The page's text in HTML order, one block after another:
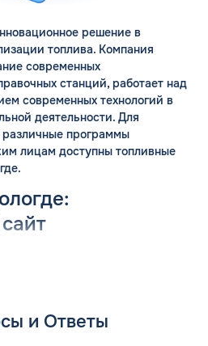
решение в
топлива. Компания
современных
станций, работает над
современных технологий в
деятельности. Для
различные программы
лицам доступны топливные
и внедрили
станции на
В последующие годы
и Ответы